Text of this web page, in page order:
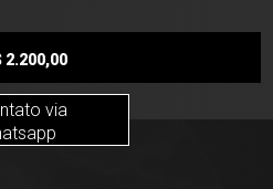
2.200,00
via